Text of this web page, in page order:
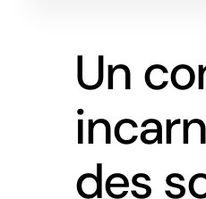
Un
des